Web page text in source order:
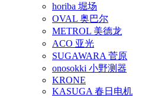
horiba 堀场
OVAL 奥巴尔
METROL 美德龙
ACO 亚光
SUGAWARA 菅原
onosokki 小野测器
KRONE
KASUGA 春日电机